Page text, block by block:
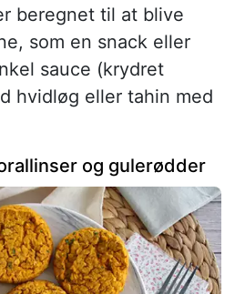
beregnet til at blive
som en snack eller
sauce (krydret
hvidløg eller tahin med
og gulerødder